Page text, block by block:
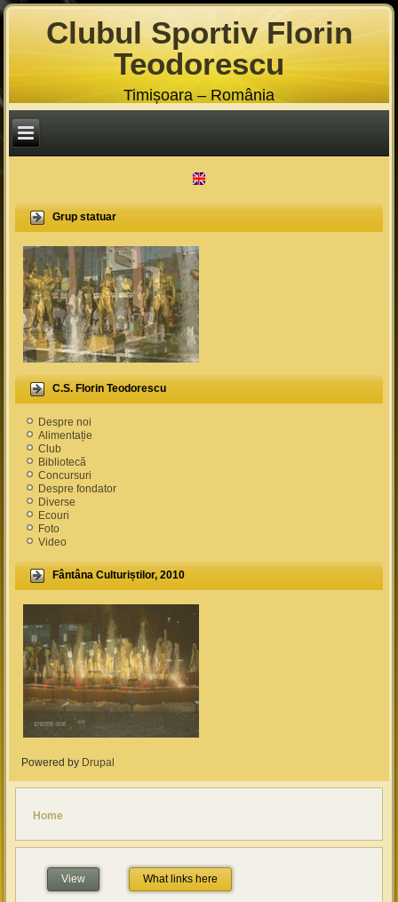
Clubul Sportiv Florin
Teodorescu
Timișoara – România
Grup statuar
C.S. Florin Teodorescu
Despre noi
Alimentație
Club
Bibliotecă
Concursuri
Despre fondator
Diverse
Ecouri
Foto
Video
Fântâna Culturiștilor, 2010
Powered by Drupal
You are here
Home
View What links here